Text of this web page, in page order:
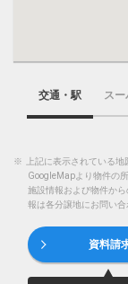
交通・駅 スー
※
上記に表示されている
GoogleMapより物件の
施設情報および物件か
報は各分譲地にお問い合
資料請